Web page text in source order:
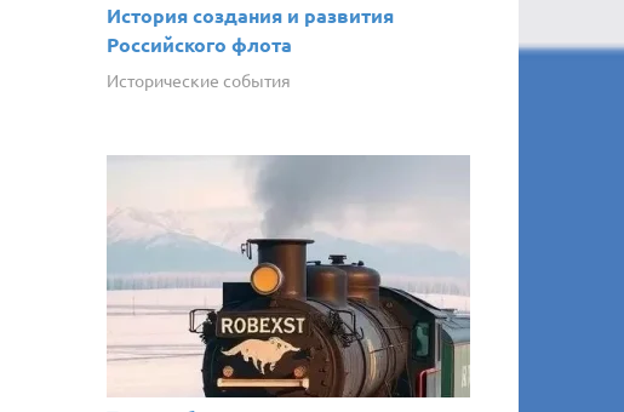
История создания и развития
Российского флота
Исторические события